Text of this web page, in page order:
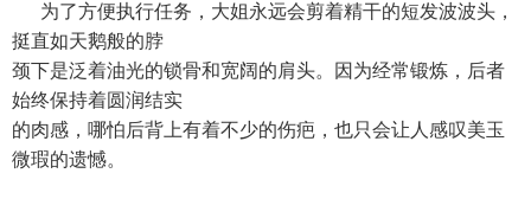
为了方便执行任务，大姐永远会剪着精干的短发波波头，
挺直如天鹅般的脖
颈下是泛着油光的锁骨和宽阔的肩头。因为经常锻炼，后者
始终保持着圆润结实
的肉感，哪怕后背上有着不少的伤疤，也只会让人感叹美玉
微瑕的遗憾。